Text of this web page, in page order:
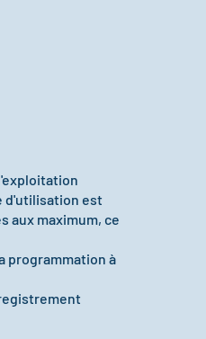
d'utilisation est
aux maximum, ce
programmation à